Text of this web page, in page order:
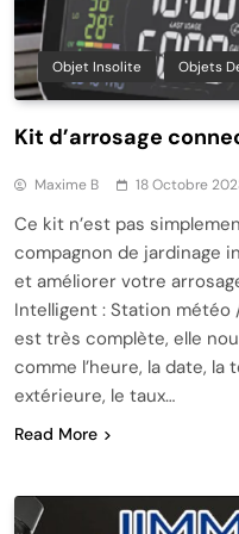
Objet Insolite Objets
Kit d’arrosage
Maxime B 18 Octobre
Ce kit n’est pas
compagnon de jardinage
et améliorer votre
Intelligent : Station météo
est très complète, elle
comme l’heure, la date,
extérieure, le taux…
Read More